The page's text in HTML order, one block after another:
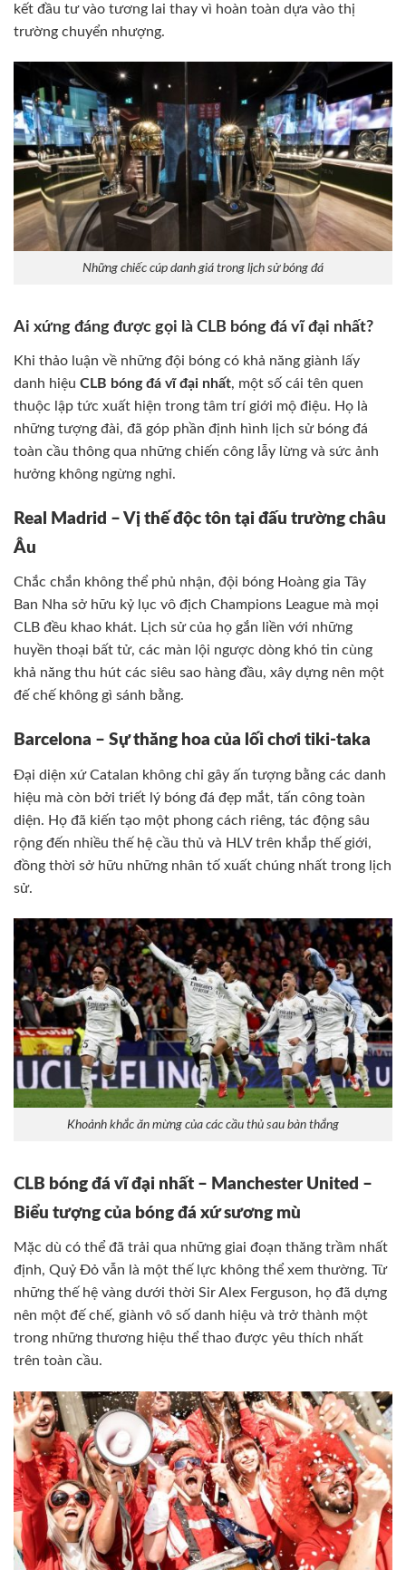
kết đầu tư vào tương lai thay vì hoàn toàn dựa vào thị
trường chuyển nhượng.
Những chiếc cúp danh giá trong lịch sử bóng đá
Ai xứng đáng được gọi là CLB bóng đá vĩ đại nhất?
Khi thảo luận về những đội bóng có khả năng giành lấy
danh hiệu CLB bóng đá vĩ đại nhất, một số cái tên quen
thuộc lập tức xuất hiện trong tâm trí giới mộ điệu. Họ là
những tượng đài, đã góp phần định hình lịch sử bóng đá
toàn cầu thông qua những chiến công lẫy lừng và sức ảnh
hưởng không ngừng nghỉ.
Real Madrid – Vị thế độc tôn tại đấu trường châu
Âu
Chắc chắn không thể phủ nhận, đội bóng Hoàng gia Tây
Ban Nha sở hữu kỷ lục vô địch Champions League mà mọi
CLB đều khao khát. Lịch sử của họ gắn liền với những
huyền thoại bất tử, các màn lội ngược dòng khó tin cùng
khả năng thu hút các siêu sao hàng đầu, xây dựng nên một
đế chế không gì sánh bằng.
Barcelona – Sự thăng hoa của lối chơi tiki-taka
Đại diện xứ Catalan không chỉ gây ấn tượng bằng các danh
hiệu mà còn bởi triết lý bóng đá đẹp mắt, tấn công toàn
diện. Họ đã kiến tạo một phong cách riêng, tác động sâu
rộng đến nhiều thế hệ cầu thủ và HLV trên khắp thế giới,
đồng thời sở hữu những nhân tố xuất chúng nhất trong lịch
sử.
Khoảnh khắc ăn mừng của các cầu thủ sau bàn thắng
CLB bóng đá vĩ đại nhất – Manchester United –
Biểu tượng của bóng đá xứ sương mù
Mặc dù có thể đã trải qua những giai đoạn thăng trầm nhất
định, Quỷ Đỏ vẫn là một thế lực không thể xem thường. Từ
những thế hệ vàng dưới thời Sir Alex Ferguson, họ đã dựng
nên một đế chế, giành vô số danh hiệu và trở thành một
trong những thương hiệu thể thao được yêu thích nhất
trên toàn cầu.